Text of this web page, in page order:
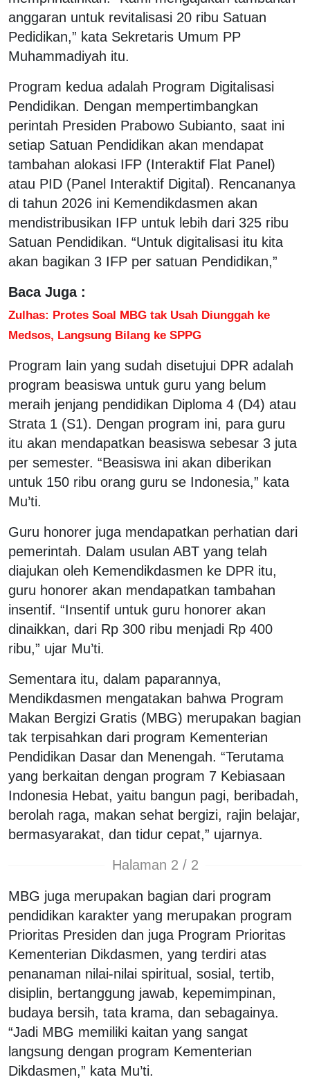
anggaran untuk revitalisasi 20 ribu Satuan
Pedidikan,” kata Sekretaris Umum PP
Muhammadiyah itu.
Program kedua adalah Program Digitalisasi
Pendidikan. Dengan mempertimbangkan
perintah Presiden Prabowo Subianto, saat ini
setiap Satuan Pendidikan akan mendapat
tambahan alokasi IFP (Interaktif Flat Panel)
atau PID (Panel Interaktif Digital). Rencananya
di tahun 2026 ini Kemendikdasmen akan
mendistribusikan IFP untuk lebih dari 325 ribu
Satuan Pendidikan. “Untuk digitalisasi itu kita
akan bagikan 3 IFP per satuan Pendidikan,”
Baca Juga :
Zulhas: Protes Soal MBG tak Usah Diunggah ke
Medsos, Langsung Bilang ke SPPG
Program lain yang sudah disetujui DPR adalah
program beasiswa untuk guru yang belum
meraih jenjang pendidikan Diploma 4 (D4) atau
Strata 1 (S1). Dengan program ini, para guru
itu akan mendapatkan beasiswa sebesar 3 juta
per semester. “Beasiswa ini akan diberikan
untuk 150 ribu orang guru se Indonesia,” kata
Mu’ti.
Guru honorer juga mendapatkan perhatian dari
pemerintah. Dalam usulan ABT yang telah
diajukan oleh Kemendikdasmen ke DPR itu,
guru honorer akan mendapatkan tambahan
insentif. “Insentif untuk guru honorer akan
dinaikkan, dari Rp 300 ribu menjadi Rp 400
ribu,” ujar Mu’ti.
Sementara itu, dalam paparannya,
Mendikdasmen mengatakan bahwa Program
Makan Bergizi Gratis (MBG) merupakan bagian
tak terpisahkan dari program Kementerian
Pendidikan Dasar dan Menengah. “Terutama
yang berkaitan dengan program 7 Kebiasaan
Indonesia Hebat, yaitu bangun pagi, beribadah,
berolah raga, makan sehat bergizi, rajin belajar,
bermasyarakat, dan tidur cepat,” ujarnya.
Halaman 2 / 2
MBG juga merupakan bagian dari program
pendidikan karakter yang merupakan program
Prioritas Presiden dan juga Program Prioritas
Kementerian Dikdasmen, yang terdiri atas
penanaman nilai-nilai spiritual, sosial, tertib,
disiplin, bertanggung jawab, kepemimpinan,
budaya bersih, tata krama, dan sebagainya.
“Jadi MBG memiliki kaitan yang sangat
langsung dengan program Kementerian
Dikdasmen,” kata Mu’ti.